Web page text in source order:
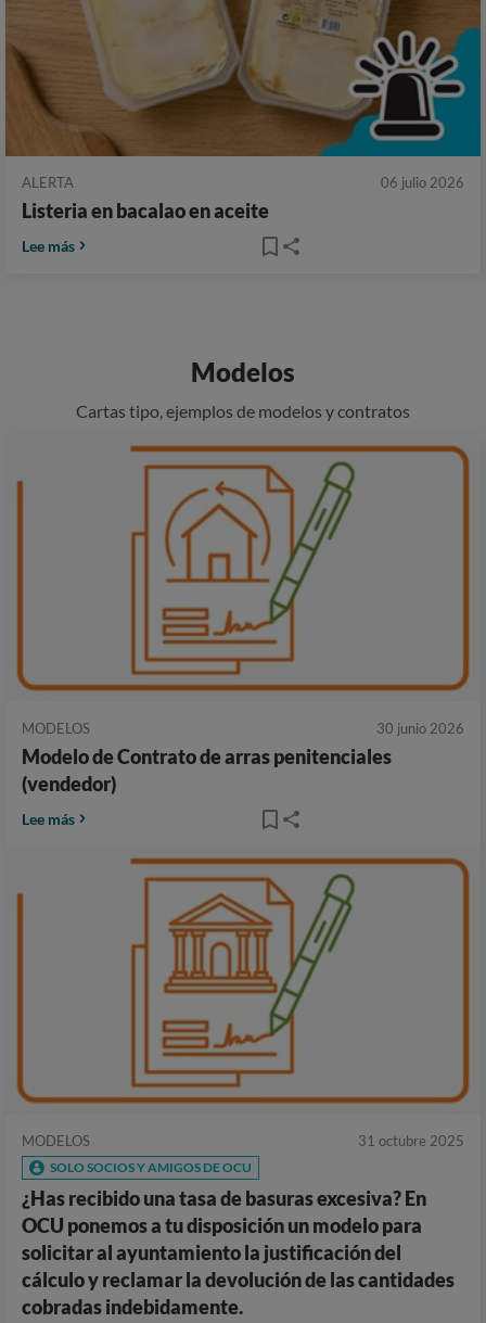
ALERTA 06 julio 2026
Listeria en bacalao en aceite
Lee más
Modelos
Cartas tipo, ejemplos de modelos y contratos
MODELOS 30 junio 2026
Modelo de Contrato de arras penitenciales
(vendedor)
Lee más
MODELOS 31 octubre 2025
SOLO SOCIOS Y AMIGOS DE OCU
¿Has recibido una tasa de basuras excesiva? En
OCU ponemos a tu disposición un modelo para
solicitar al ayuntamiento la justificación del
cálculo y reclamar la devolución de las cantidades
cobradas indebidamente.